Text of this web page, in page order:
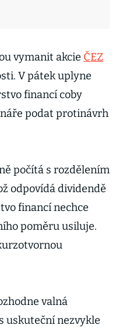
vymanit akcie ČEZ
V pátek uplyne
financí coby
podat protinávrh
počítá s rozdělením
odpovídá dividendě
financí nechce
poměru usiluje.
valná
uskuteční nezvykle